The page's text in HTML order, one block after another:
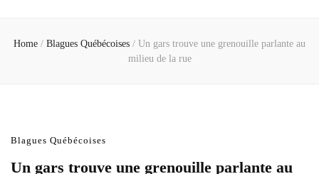
Home / Blagues Québécoises / Un gars trouve une grenouille parlante au
milieu de la rue
Blagues Québécoises
Un gars trouve une grenouille parlante au